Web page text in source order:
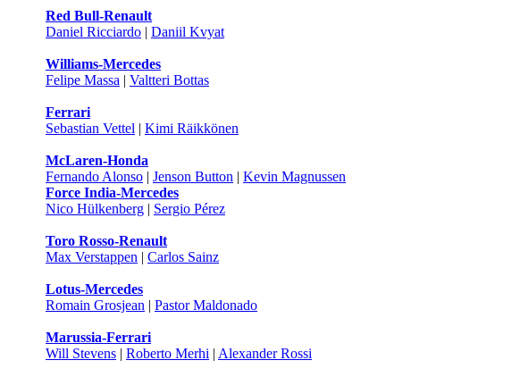
Red Bull-Renault
Daniel Ricciardo | Daniil Kvyat
Williams-Mercedes
Felipe Massa | Valtteri Bottas
Ferrari
Sebastian Vettel | Kimi Räikkönen
McLaren-Honda
Fernando Alonso | Jenson Button | Kevin Magnussen
Force India-Mercedes
Nico Hülkenberg | Sergio Pérez
Toro Rosso-Renault
Max Verstappen | Carlos Sainz
Lotus-Mercedes
Romain Grosjean | Pastor Maldonado
Marussia-Ferrari
Will Stevens | Roberto Merhi | Alexander Rossi